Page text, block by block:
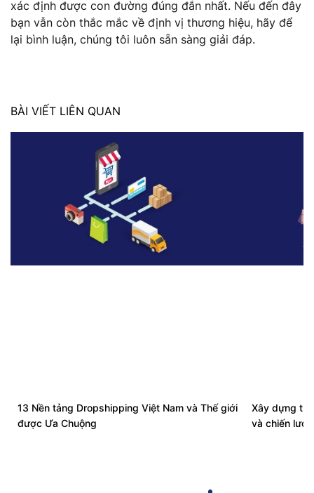
xác định được con đường đúng đắn nhất. Nếu đến đây
bạn vẫn còn thắc mắc về định vị thương hiệu, hãy để
lại bình luận, chúng tôi luôn sẵn sàng giải đáp.
BÀI VIẾT LIÊN QUAN
13 Nền tảng Dropshipping Việt Nam và Thế giới
được Ưa Chuộng
Xây dựng
và chiến lược